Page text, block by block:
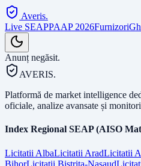
Averis.
Live SEAPPAAP 2026Furnizori
Anunț negăsit.
AVERIS.
Platformă de market intelligence
oficiale, analize avansate și
Index Regional SEAP (AISO
Licitatii AlbaLicitatii AradLicitatii
BihorLicitatii Bistrita-Nasaud